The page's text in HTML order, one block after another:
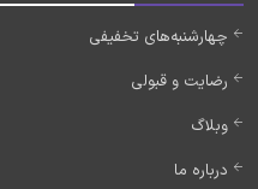
چهارشنبه‌های تخفیفی
رضایت و قبولی
وبلاگ
درباره ما